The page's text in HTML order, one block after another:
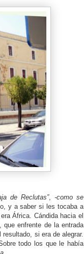
de Reclutas”, -como se
y a saber si les tocaba a
África. Cándida hacia el
que enfrente de la entrada
si era de alegrar.
todo los que le había